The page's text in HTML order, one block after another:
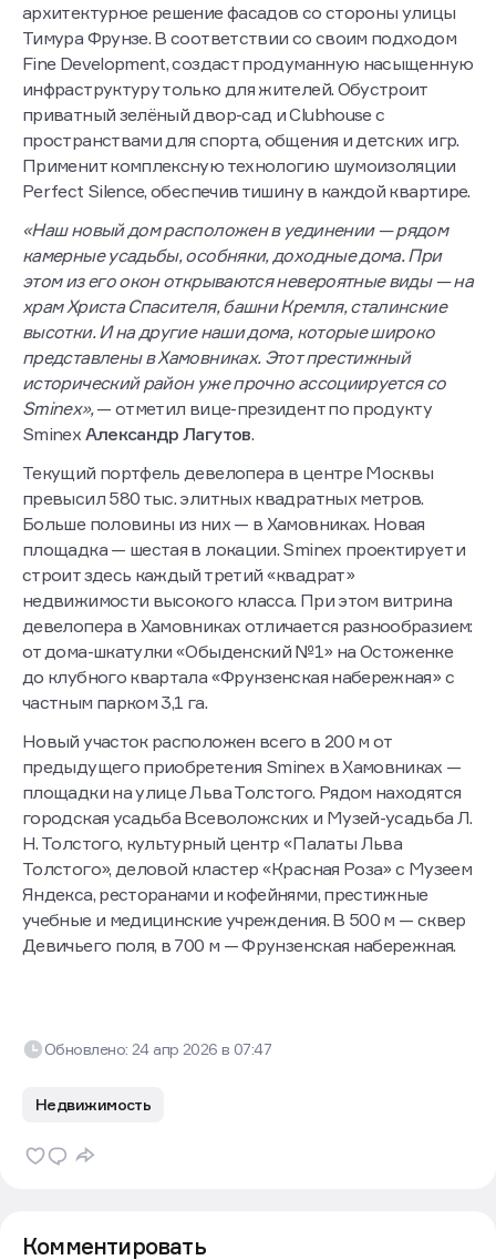
архитектурное решение фасадов со стороны улицы
Тимура Фрунзе. В соответствии со своим подходом
Fine Development, создаст продуманную насыщенную
инфраструктуру только для жителей. Обустроит
приватный зелёный двор-сад и Clubhouse с
пространствами для спорта, общения и детских игр.
Применит комплексную технологию шумоизоляции
Perfect Silence, обеспечив тишину в каждой квартире.
«Наш новый дом расположен в уединении — рядом
камерные усадьбы, особняки, доходные дома. При
этом из его окон открываются невероятные виды — на
храм Христа Спасителя, башни Кремля, сталинские
высотки. И на другие наши дома, которые широко
представлены в Хамовниках. Этот престижный
исторический район уже прочно ассоциируется со
Sminex»,— отметил вице-президент по продукту
Sminex Александр Лагутов.
Текущий портфель девелопера в центре Москвы
превысил 580 тыс. элитных квадратных метров.
Больше половины из них — в Хамовниках. Новая
площадка — шестая в локации. Sminex проектирует и
строит здесь каждый третий «квадрат»
недвижимости высокого класса. При этом витрина
девелопера в Хамовниках отличается разнообразием:
от дома-шкатулки «Обыденский №1» на Остоженке
до клубного квартала «Фрунзенская набережная» с
частным парком 3,1 га.
Новый участок расположен всего в 200 м от
предыдущего приобретения Sminex в Хамовниках —
площадки на улице Льва Толстого. Рядом находятся
городская усадьба Всеволожских и Музей-усадьба Л.
Н. Толстого, культурный центр «Палаты Льва
Толстого», деловой кластер «Красная Роза» с Музеем
Яндекса, ресторанами и кофейнями, престижные
учебные и медицинские учреждения. В 500 м — сквер
Девичьего поля, в 700 м — Фрунзенская набережная.
Обновлено: 24 апр 2026в 07:47
Недвижимость
Комментировать